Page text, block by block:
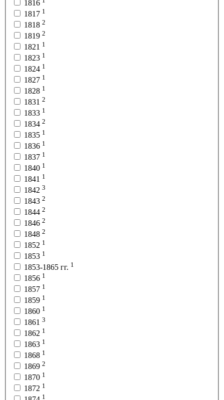
1816
1817 1
1818 2
1819 2
1821 1
1823 1
1824 1
1827 1
1828 1
1831 2
1833 1
1834 2
1835 1
1836 1
1837 1
1840 1
1841 1
1842 3
1843 2
1844 2
1846 2
1848 2
1852 1
1853 1
1853-1865 гг. 1
1856 1
1857 1
1859 1
1860 1
1861 3
1862 1
1863 1
1868 1
1869 2
1870 1
1872 1
1